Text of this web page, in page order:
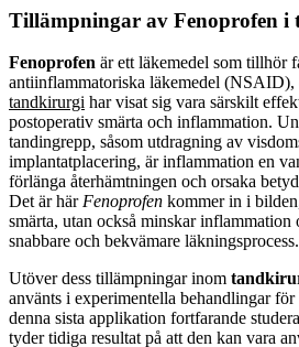
Tillämpningar av Fenoprofen i
Fenoprofen är ett läkemedel som tillhör
antiinflammatoriska läkemedel (NSAID),
tandkirurgi har visat sig vara särskilt
postoperativ smärta och inflammation.
tandingrepp, såsom utdragning av
implantatplacering, är inflammation en
förlänga återhämtningen och orsaka
Det är här Fenoprofen kommer in i
smärta, utan också minskar inflammation
snabbare och bekvämare läkningsprocess.
Utöver dess tillämpningar inom
använts i experimentella behandlingar för
denna sista applikation fortfarande
tyder tidiga resultat på att den kan vara